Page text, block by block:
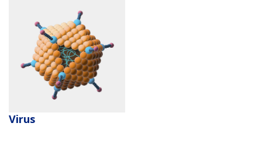
Virus